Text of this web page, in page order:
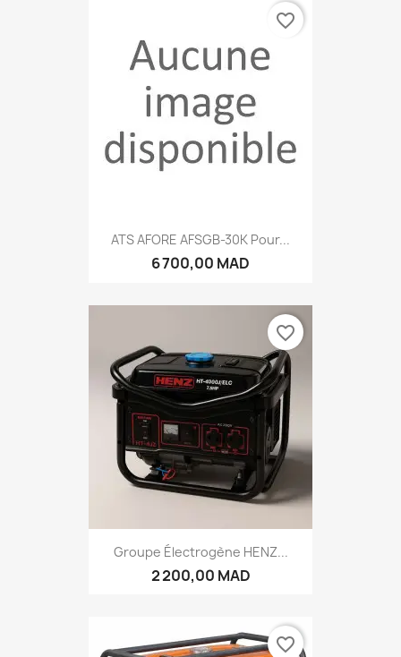
ATS AFORE AFSGB-30K Pour...
6 700,00 MAD
favorite_border
Groupe Électrogène HENZ...
2 200,00 MAD
favorite_border
favorite_border